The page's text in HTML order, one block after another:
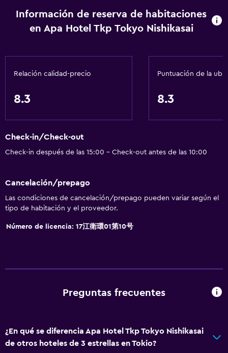
Gel de ducha
Aire acondicionado
Baño
Secador de pelo
Aseo
Accesibilidad
Información de reserva de habitaciones
en Apa Hotel Tkp Tokyo Nishikasai
Relación calidad-precio
8.3
Puntuación de la
8.3
Check-in/Check-out
Check-in después de las 15:00 - Check-out antes de las 10:00
Cancelación/prepago
Las condiciones de cancelación/prepago pueden variar según el
tipo de habitación y el proveedor.
Número de licencia: 17江衛環01第10号
Preguntas frecuentes
¿En qué se diferencia Apa Hotel Tkp Tokyo Nishikasai
de otros hoteles de 3 estrellas en Tokio?